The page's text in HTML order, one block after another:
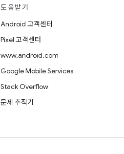
도움받기
Android 고객센터
Pixel 고객센터
www.android.com
Google Mobile Services
Stack Overflow
문제 추적기